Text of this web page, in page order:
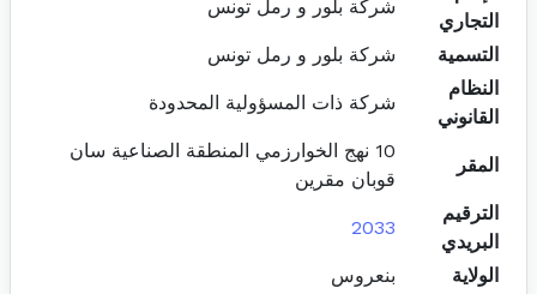
التجاري
شركة بلور و رمل تونس
التسمية
شركة بلور و رمل تونس
النظام
القانوني
شركة ذات المسؤولية المحدودة
المقر
10 نهج الخوارزمي المنطقة الصناعية سان
قوبان مقرين
الترقيم
البريدي
2033
الولاية بنعروس